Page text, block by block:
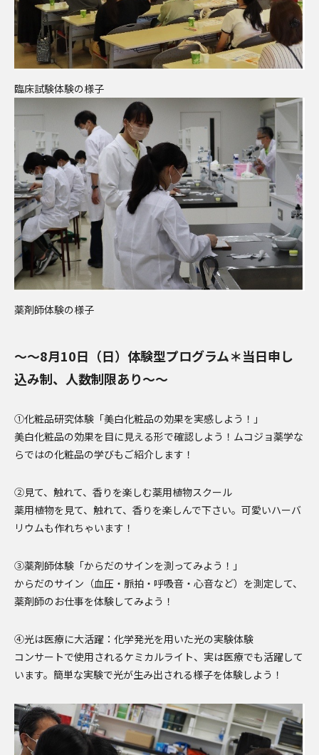
臨床試験体験の様子
薬剤師体験の様子
～～8月10日（日）体験型プログラム＊当日申し
込み制、人数制限あり～～
①化粧品研究体験「美白化粧品の効果を実感しよう！」
美白化粧品の効果を目に見える形で確認しよう！ムコジョ薬学な
らではの化粧品の学びもご紹介します！
②見て、触れて、香りを楽しむ薬用植物スクール
薬用植物を見て、触れて、香りを楽しんで下さい。可愛いハーバ
リウムも作れちゃいます！
③薬剤師体験「からだのサインを測ってみよう！」
からだのサイン（血圧・脈拍・呼吸音・心音など）を測定して、
薬剤師のお仕事を体験してみよう！
④光は医療に大活躍：化学発光を用いた光の実験体験
コンサートで使用されるケミカルライト、実は医療でも活躍して
います。簡単な実験で光が生み出される様子を体験しよう！